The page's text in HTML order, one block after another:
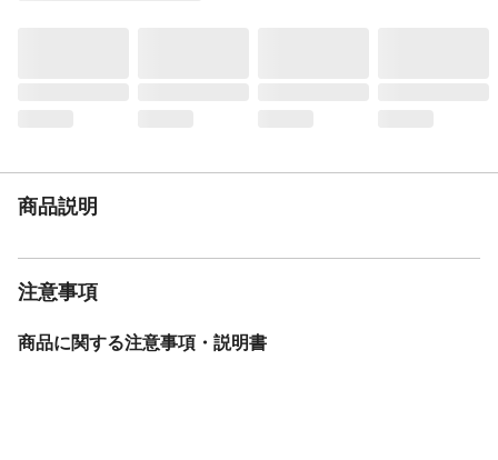
商品説明
注意事項
商品に関する注意事項・説明書